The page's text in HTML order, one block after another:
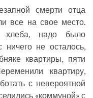
смерти отца
все на свое место.
надо было
ничего не осталось,
квартиры, пяти
квартиру,
с невероятной
«коммуной» с